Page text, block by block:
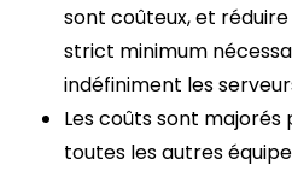
sont coûteux, et
strict minimum
indéfiniment les
Les coûts sont
toutes les autres